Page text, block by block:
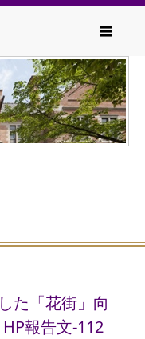
た「花街」向
報告文-112